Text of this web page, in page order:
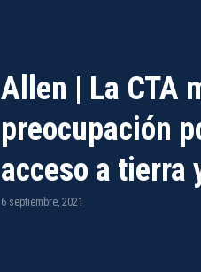
Allen | La CTA
preocupación
acceso a tierra
6 septiembre, 2021